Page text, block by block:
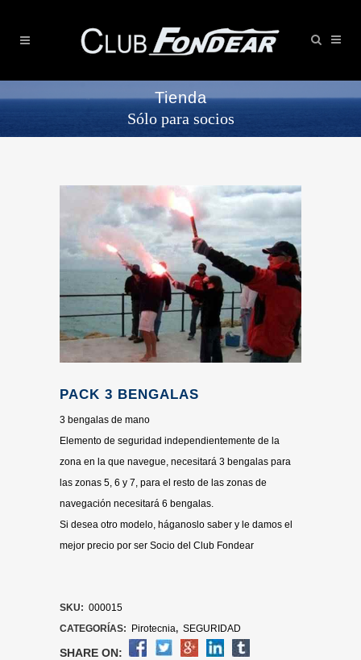
Tienda
Sólo para socios
PACK 3 BENGALAS
3 bengalas de mano
Elemento de seguridad independientemente de la
zona en la que navegue, necesitará 3 bengalas para
las zonas 5, 6 y 7, para el resto de las zonas de
navegación necesitará 6 bengalas.
Si desea otro modelo, háganoslo saber y le damos el
mejor precio por ser Socio del Club Fondear
SKU: 000015
CATEGORÍAS:
Pirotecnia, SEGURIDAD
SHARE ON: